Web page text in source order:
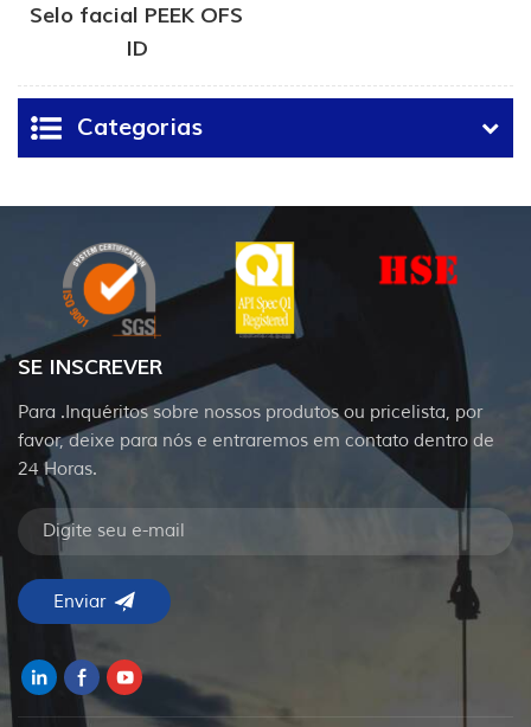
Selo facial PEEK OFS
ID
Categorias
SE INSCREVER
Para .Inquéritos sobre nossos produtos ou pricelista, por
favor, deixe para nós e entraremos em contato dentro de
24 Horas.